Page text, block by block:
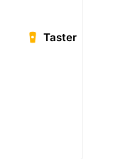
Taster